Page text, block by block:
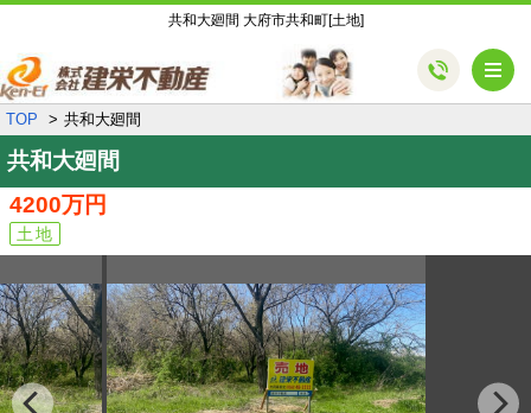
共和大廻間 大府市共和町[土地]
TOP 共和大廻間
共和大廻間
4200万円
土地